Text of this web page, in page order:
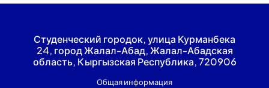
Студенческий городок, улица Курманбека
24, город Жалал-Абад, Жалал-Абадская
область, Кыргызская Республика, 720906
Общая информация